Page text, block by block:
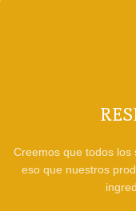
Creemos que todos los
eso que nuestros